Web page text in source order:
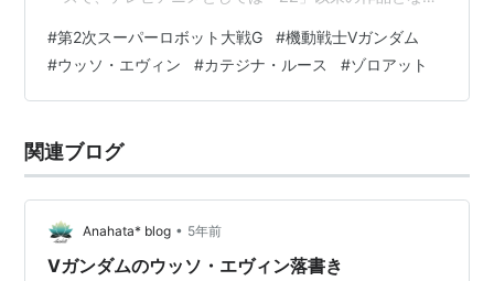
性が無く、新たなファン層を取り込むべく「低年齢層」
向けの作品とはなっていたものの、その実戦争に子供
（しかも10代前半）が容赦なく戦火に巻き込まれる様子
番組にしては余りにも過酷な物になり、後に富野監督が
DVD-BOX付属のインタビュー…
#第2次スーパーロボット大戦G #機動戦士Vガンダム
#ウッソ・エヴィン #カテジナ・ルース #ゾロアット
関連ブログ
Anahata* blog • 5年前
Vガンダムのウッソ・エヴィン落書き